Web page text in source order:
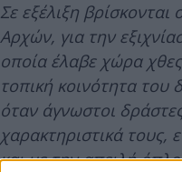
Σε εξέλιξη
Αρχών, για την
οποία έλαβε χώρα
τοπική κοινότητα του
όταν άγνωστοι
χαρακτηριστικά τους,
και με την απειλή